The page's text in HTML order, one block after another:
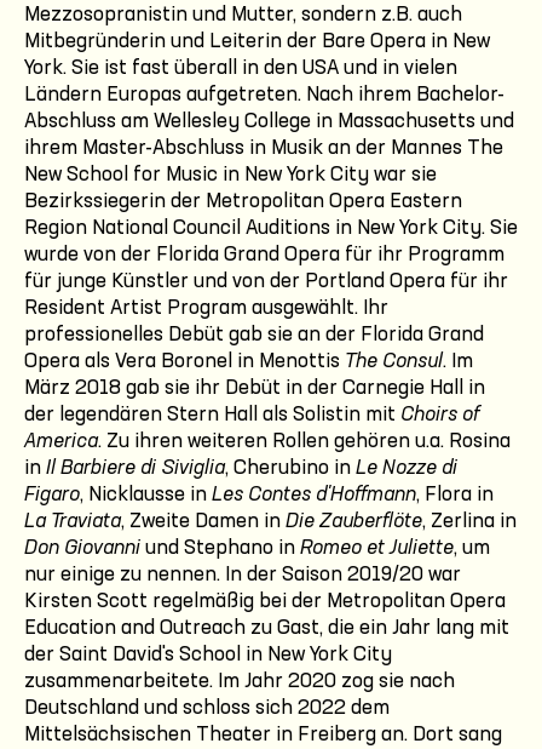
Mezzosopranistin und Mutter, sondern z.B. auch
Mitbegründerin und Leiterin der Bare Opera in New
York. Sie ist fast überall in den USA und in vielen
Ländern Europas aufgetreten. Nach ihrem Bachelor-
Abschluss am Wellesley College in Massachusetts und
ihrem Master-Abschluss in Musik an der Mannes The
New School for Music in New York City war sie
Bezirkssiegerin der Metropolitan Opera Eastern
Region National Council Auditions in New York City. Sie
wurde von der Florida Grand Opera für ihr Programm
für junge Künstler und von der Portland Opera für ihr
Resident Artist Program ausgewählt. Ihr
professionelles Debüt gab sie an der Florida Grand
Opera als Vera Boronel in Menottis The Consul. Im
März 2018 gab sie ihr Debüt in der Carnegie Hall in
der legendären Stern Hall als Solistin mit Choirs of
America. Zu ihren weiteren Rollen gehören u.a. Rosina
in Il Barbiere di Siviglia, Cherubino in Le Nozze di
Figaro, Nicklausse in Les Contes d'Hoffmann, Flora in
La Traviata, Zweite Damen in Die Zauberflöte, Zerlina in
Don Giovanni und Stephano in Romeo et Juliette, um
nur einige zu nennen. In der Saison 2019/20 war
Kirsten Scott regelmäßig bei der Metropolitan Opera
Education and Outreach zu Gast, die ein Jahr lang mit
der Saint David's School in New York City
zusammenarbeitete. Im Jahr 2020 zog sie nach
Deutschland und schloss sich 2022 dem
Mittelsächsischen Theater in Freiberg an. Dort sang